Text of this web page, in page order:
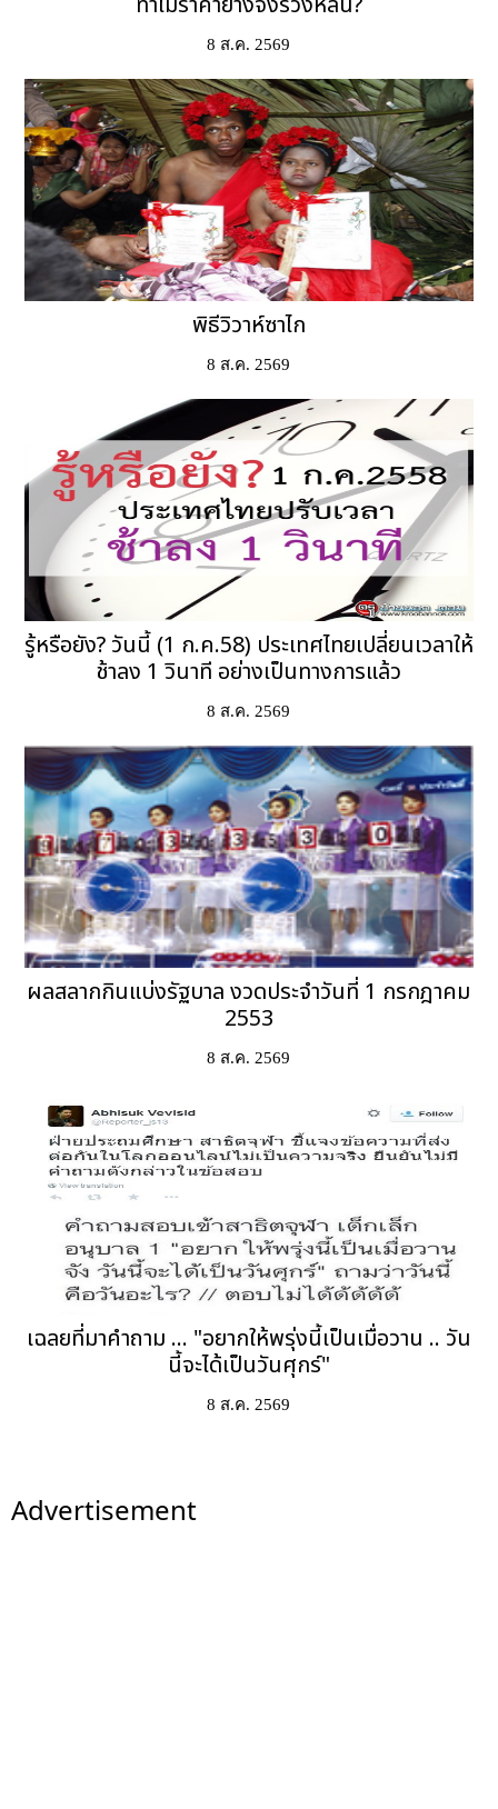
8 ส.ค. 2569
พิธีวิวาห์ซาไก
8 ส.ค. 2569
รู้หรือยัง? วันนี้ (1 ก.ค.58) ประเทศไทยเปลี่ยนเวลาให้
ช้าลง 1 วินาที อย่างเป็นทางการแล้ว
8 ส.ค. 2569
ผลสลากกินแบ่งรัฐบาล งวดประจำวันที่ 1 กรกฎาคม
2553
8 ส.ค. 2569
เฉลยที่มาคำถาม ... "อยากให้พรุ่งนี้เป็นเมื่อวาน .. วัน
นี้จะได้เป็นวันศุกร์"
8 ส.ค. 2569
Advertisement